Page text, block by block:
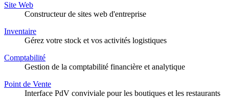
Site Web
Constructeur de sites web d'entreprise
Inventaire
Gérez votre stock et vos activités logistiques
Comptabilité
Gestion de la comptabilité financière et analytique
Point de Vente
Interface PdV conviviale pour les boutiques et les restaurants